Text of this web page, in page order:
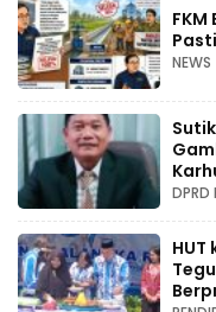
NEWS
DPRD
HUT